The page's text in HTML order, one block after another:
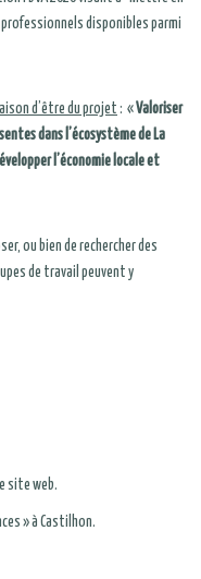
disponibles parmi
d’être du projet : «Valoriser
dans l’écosystème de La
l’économie locale et
ou bien de rechercher des
de travail peuvent y
site web.
» à Castilhon.